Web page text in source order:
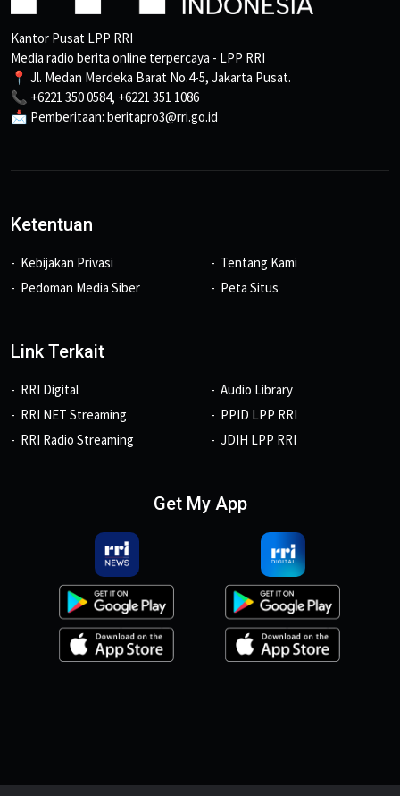
Kantor Pusat LPP RRI
Media radio berita online terpercaya - LPP RRI
📍 Jl. Medan Merdeka Barat No.4-5, Jakarta Pusat.
📞 +6221 350 0584, +6221 351 1086
📩 Pemberitaan: beritapro3@rri.go.id
Ketentuan
Kebijakan Privasi
Pedoman Media Siber
Tentang Kami
Peta Situs
Link Terkait
RRI Digital
RRI NET Streaming
RRI Radio Streaming
Audio Library
PPID LPP RRI
JDIH LPP RRI
Get My App